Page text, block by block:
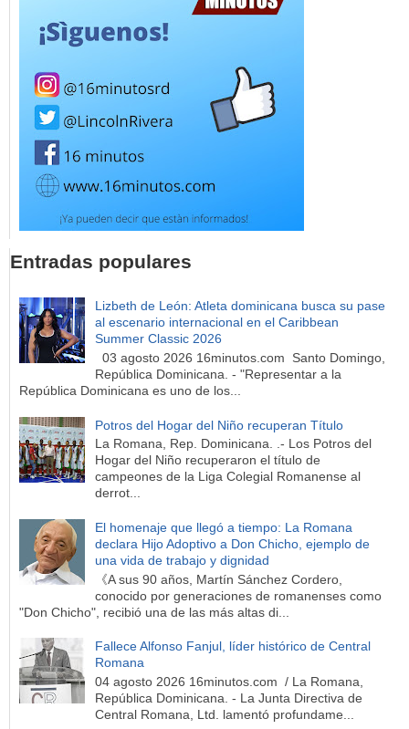
Entradas populares
Lizbeth de León: Atleta dominicana busca su pase
al escenario internacional en el Caribbean
Summer Classic 2026
03 agosto 2026 16minutos.com Santo Domingo,
República Dominicana. - "Representar a la
República Dominicana es uno de los...
Potros del Hogar del Niño recuperan Título
La Romana, Rep. Dominicana. .- Los Potros del
Hogar del Niño recuperaron el título de
campeones de la Liga Colegial Romanense al
derrot...
El homenaje que llegó a tiempo: La Romana
declara Hijo Adoptivo a Don Chicho, ejemplo de
una vida de trabajo y dignidad
《A sus 90 años, Martín Sánchez Cordero,
conocido por generaciones de romanenses como
"Don Chicho", recibió una de las más altas di...
Fallece Alfonso Fanjul, líder histórico de Central
Romana
04 agosto 2026 16minutos.com / La Romana,
República Dominicana. - La Junta Directiva de
Central Romana, Ltd. lamentó profundame...